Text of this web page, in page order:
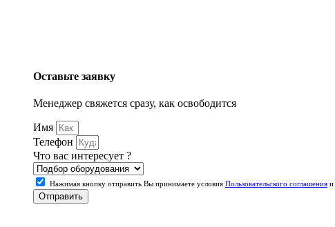
Оставьте заявку
Менеджер свяжется сразу, как освободится
Имя
Телефон
Что вас интересует ?
Нажимая кнопку отправить Вы принимаете условия Пользовательского соглашения и
Отправить